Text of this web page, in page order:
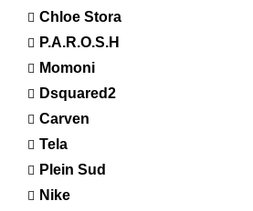
Chloe Stora
P.A.R.O.S.H
Momoni
Dsquared2
Carven
Tela
Plein Sud
Nike